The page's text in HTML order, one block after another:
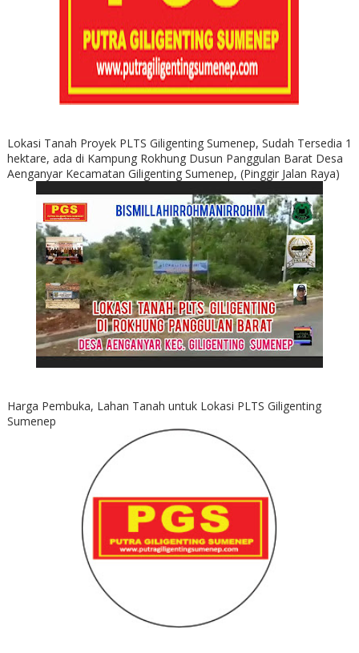
Lokasi Tanah Proyek PLTS Giligenting Sumenep, Sudah Tersedia 1
hektare, ada di Kampung Rokhung Dusun Panggulan Barat Desa
Aenganyar Kecamatan Giligenting Sumenep, (Pinggir Jalan Raya)
Harga Pembuka, Lahan Tanah untuk Lokasi PLTS Giligenting
Sumenep